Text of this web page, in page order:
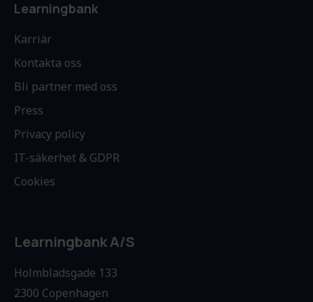
Learningbank
Karriär
Kontakta oss
Bli partner med oss
Press
Privacy policy
IT-säkerhet & GDPR
Cookies
Learningbank A/S
Holmbladsgade 133
2300 Copenhagen